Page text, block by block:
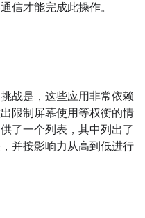
信才能完成此操作。
战是，这些应用非常依赖
限制屏幕使用等权衡的情
了一个列表，其中列出了
并按影响力从高到低进行